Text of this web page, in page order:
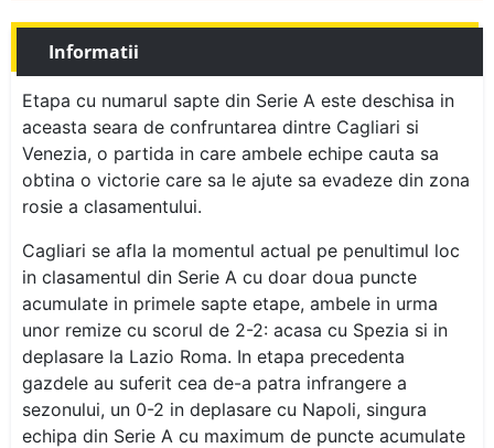
Informatii
Etapa cu numarul sapte din Serie A este deschisa in
aceasta seara de confruntarea dintre Cagliari si
Venezia, o partida in care ambele echipe cauta sa
obtina o victorie care sa le ajute sa evadeze din zona
rosie a clasamentului.
Cagliari se afla la momentul actual pe penultimul loc
in clasamentul din Serie A cu doar doua puncte
acumulate in primele sapte etape, ambele in urma
unor remize cu scorul de 2-2: acasa cu Spezia si in
deplasare la Lazio Roma. In etapa precedenta
gazdele au suferit cea de-a patra infrangere a
sezonului, un 0-2 in deplasare cu Napoli, singura
echipa din Serie A cu maximum de puncte acumulate